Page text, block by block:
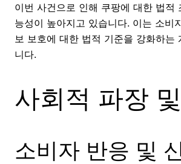
이번 사건으로 인해 쿠팡에 대한 법적
능성이 높아지고 있습니다. 이는 소비
보 보호에 대한 법적 기준을 강화하는
니다.
사회적 파장
소비자 반응 및